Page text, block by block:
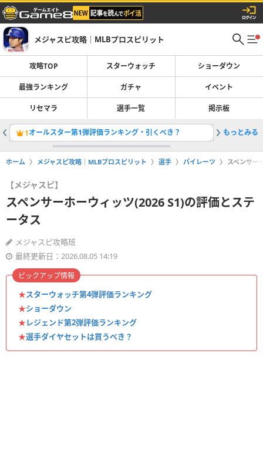
メジャスピ攻略｜MLBプロスピリット
攻略TOP スターウォッチ ショーダウン
最強ランキング ガチャ イベント
リセマラ 選手一覧 掲示板
1オールスター第1弾評価ランキング・引くべき？ 2スター
もっとみる
ホーム メジャスピ攻略｜MLBプロスピリット 選手 パイレーツ スペンサー
【メジャスピ】
スペンサーホーウィッツ(2026 S1)の評価とステ
ータス
メジャスピ攻略班
最終更新日：2026.08.05 14:19
★スターウォッチ第4弾評価ランキング
★ショーダウン
★レジェンド第2弾評価ランキング
★選手ダイヤセットは買うべき？
ピックアップ情報